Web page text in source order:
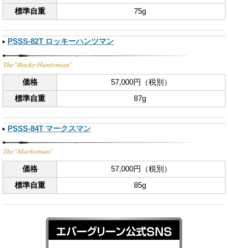
標準自重
75g
PSSS-82T ロッキーハンツマン
価格
57,000円（税別）
標準自重
87g
PSSS-84T マークスマン
価格
57,000円（税別）
標準自重
85g